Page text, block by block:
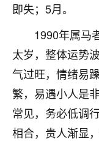
即失；5月。
1990年属马
太岁，整体运势
气过旺，情绪易
繁，易遇小人是
常见，务必低调
相合，贵人渐显
鹿森
触，首先
不由人！
1天前 来自四川
金白水清
我也想找老